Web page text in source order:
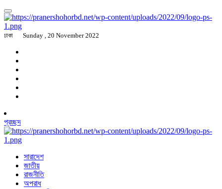
ঢাকা Sunday , 20 November 2022
প্রচ্ছদ
সারাদেশ
জাতীয়
রাজনীতি
অপরাধ